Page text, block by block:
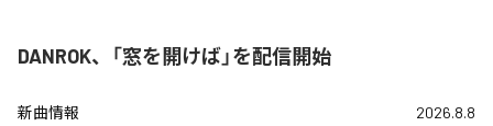
DANROK、「窓を開けば」を配信開始
新曲情報 2026.8.8